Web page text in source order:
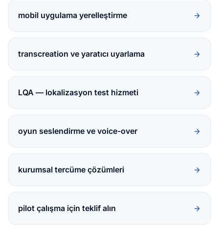
mobil uygulama yerelleştirme
transcreation ve yaratıcı uyarlama
LQA — lokalizasyon test hizmeti
oyun seslendirme ve voice-over
kurumsal tercüme çözümleri
pilot çalışma için teklif alın